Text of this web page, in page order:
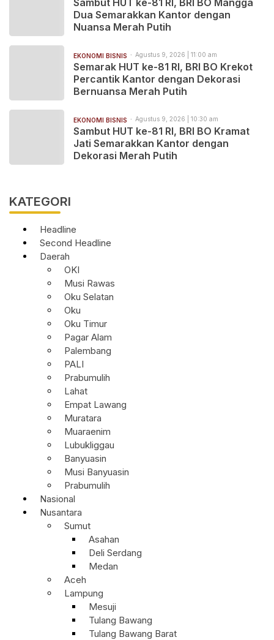
Sambut HUT ke-81 RI, BRI BO Mangga
Dua Semarakkan Kantor dengan
Nuansa Merah Putih
EKONOMI BISNIS Agustus 9, 2026 | 11:00 am
Semarak HUT ke-81 RI, BRI BO Krekot
Percantik Kantor dengan Dekorasi
Bernuansa Merah Putih
EKONOMI BISNIS Agustus 9, 2026 | 10:30 am
Sambut HUT ke-81 RI, BRI BO Kramat
Jati Semarakkan Kantor dengan
Dekorasi Merah Putih
KATEGORI
Headline
Second Headline
Daerah
OKI
Musi Rawas
Oku Selatan
Oku
Oku Timur
Pagar Alam
Palembang
PALI
Prabumulih
Lahat
Empat Lawang
Muratara
Muaraenim
Lubukliggau
Banyuasin
Musi Banyuasin
Prabumulih
Nasional
Nusantara
Sumut
Asahan
Deli Serdang
Medan
Aceh
Lampung
Mesuji
Tulang Bawang
Tulang Bawang Barat